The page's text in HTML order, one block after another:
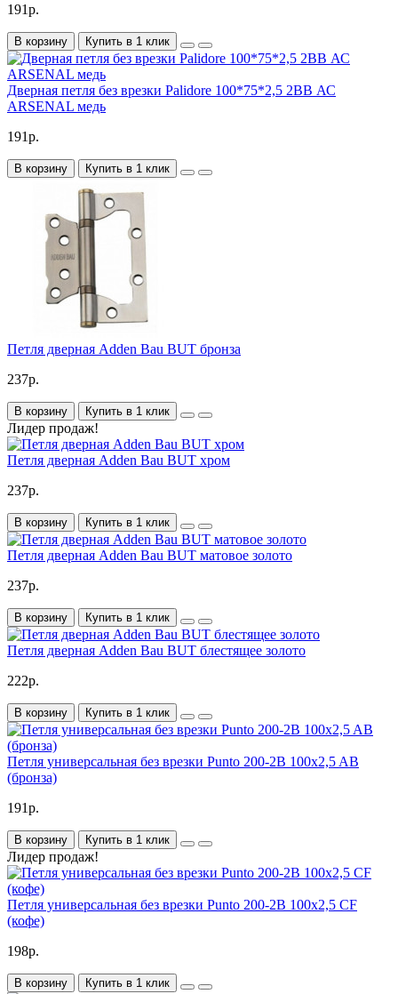
191р.
В корзину Купить в 1 клик
Дверная петля без врезки Palidore 100*75*2,5 2ВВ АС
ARSENAL медь
191р.
В корзину Купить в 1 клик
Петля дверная Adden Bau BUT бронза
237р.
В корзину Купить в 1 клик
Лидер продаж!
Петля дверная Adden Bau BUT хром
237р.
В корзину Купить в 1 клик
Петля дверная Adden Bau BUT матовое золото
237р.
В корзину Купить в 1 клик
Петля дверная Adden Bau BUT блестящее золото
222р.
В корзину Купить в 1 клик
Петля универсальная без врезки Punto 200-2B 100x2,5 AB
(бронза)
191р.
В корзину Купить в 1 клик
Лидер продаж!
Петля универсальная без врезки Punto 200-2B 100x2,5 CF
(кофе)
198р.
В корзину Купить в 1 клик